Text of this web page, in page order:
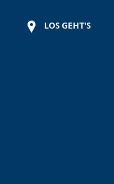
LOS GEHT'S